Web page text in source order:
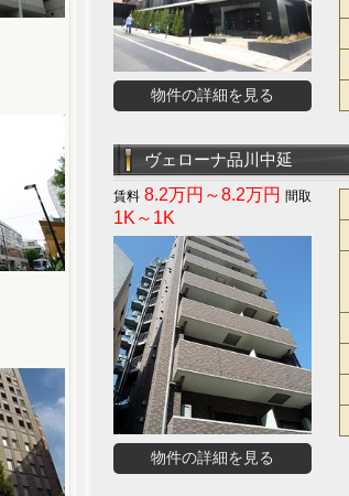
物件の詳細を見る
ヴェローナ品川中延
8.2万円～8.2万円
1K～1K
物件の詳細を見る